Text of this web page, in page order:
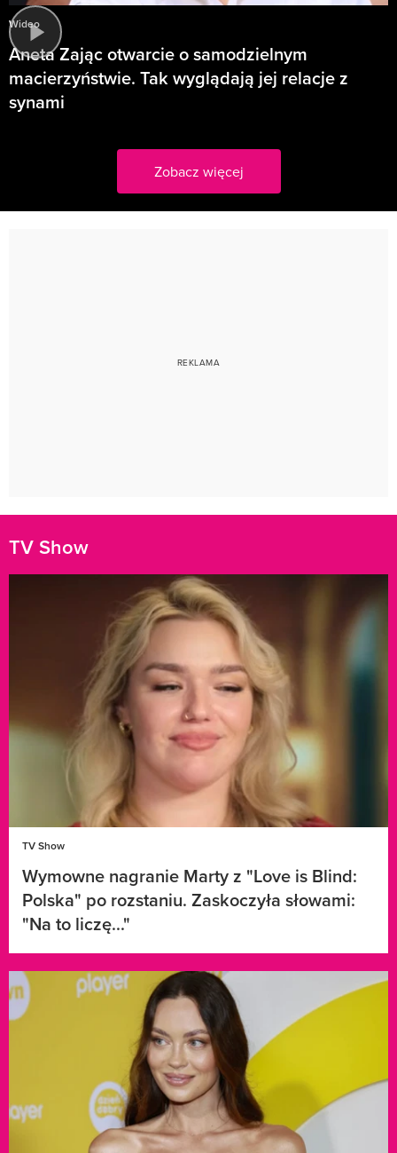
Wideo
Aneta Zając otwarcie o samodzielnym
macierzyństwie. Tak wyglądają jej relacje z
synami
Zobacz więcej
TV Show
TV Show
Wymowne nagranie Marty z "Love is Blind:
Polska" po rozstaniu. Zaskoczyła słowami:
"Na to liczę..."